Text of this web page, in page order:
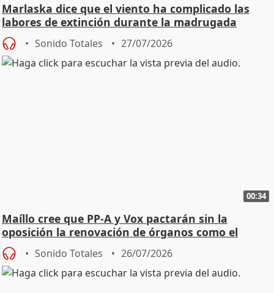
Marlaska dice que el viento ha complicado las
labores de extinción durante la madrugada
Sonido Totales 27/07/2026
00:34
Maíllo cree que PP-A y Vox pactarán sin la
oposición la renovación de órganos como el
Defensor
Sonido Totales 26/07/2026